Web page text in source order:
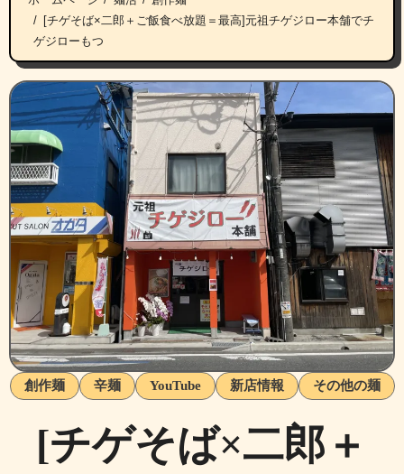
[チゲそば×二郎＋ご飯食べ放題＝最高]元祖チゲジロー本舗でチ
ゲジローもつ
創作麺 辛麺 YouTube 新店情報 その他の麺
[チゲそば×二郎＋